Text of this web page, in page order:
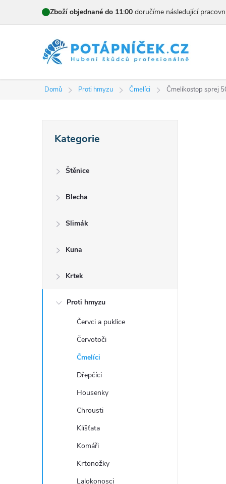
Zboží objednané do 11:00 doručíme následující
Domů Proti hmyzu Čmelíci Čmelíkostop sprej
í
kategorie
Kategorie
Štěnice
Blecha
Slimák
Kuna
Krtek
Proti hmyzu
Červci a puklice
Červotoči
Čmelíci
Dřepčíci
Housenky
Chrousti
Klíšťata
Komáři
Krtonožky
Lalokonosci